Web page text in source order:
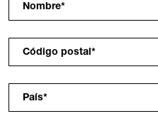
Nombre*
Código postal*
País*